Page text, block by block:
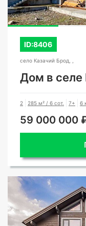
ID:8406
село Казачий Брод, ,
Дом в селе
2 285 м² / 6 сот. 7+ 6
59 000 000